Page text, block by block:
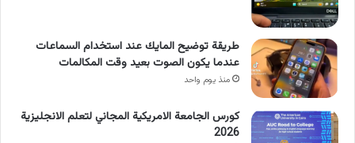
طريقة توضيح المايك عند استخدام السماعات
عندما يكون الصوت بعيد وقت المكالمات
منذ يوم واحد
كورس الجامعة الامريكية المجاني لتعلم الانجليزية
2026